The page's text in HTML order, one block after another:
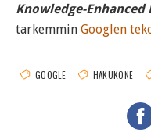
Knowledge-
tarkemmin Googlen
GOOGLE HAKUKONE